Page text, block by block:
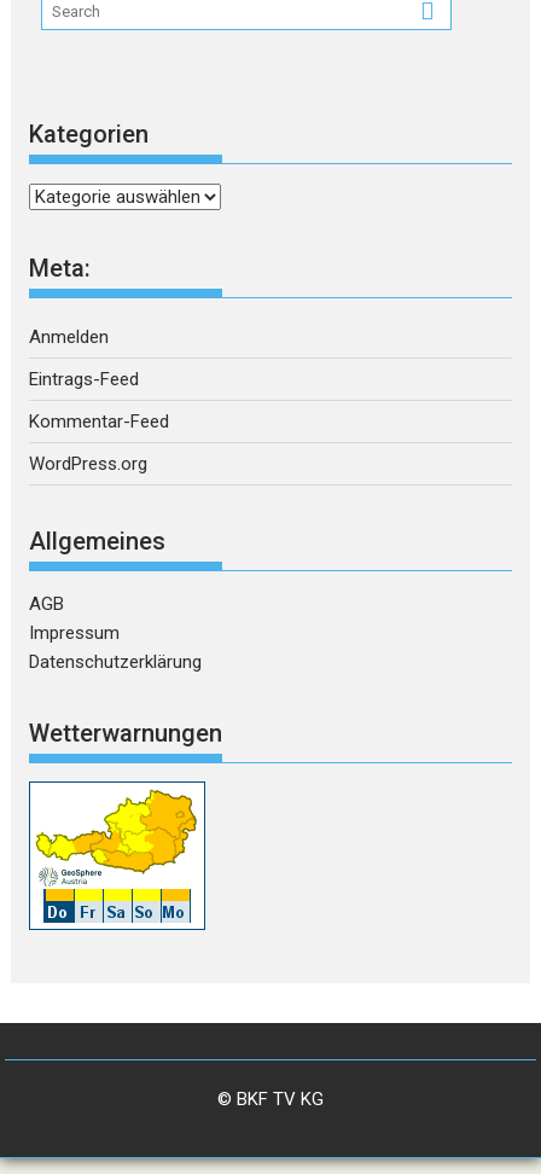
Kategorien
Kategorien
Meta:
Anmelden
Eintrags-Feed
Kommentar-Feed
WordPress.org
Allgemeines
AGB
Impressum
Datenschutzerklärung
Wetterwarnungen
© BKF TV KG